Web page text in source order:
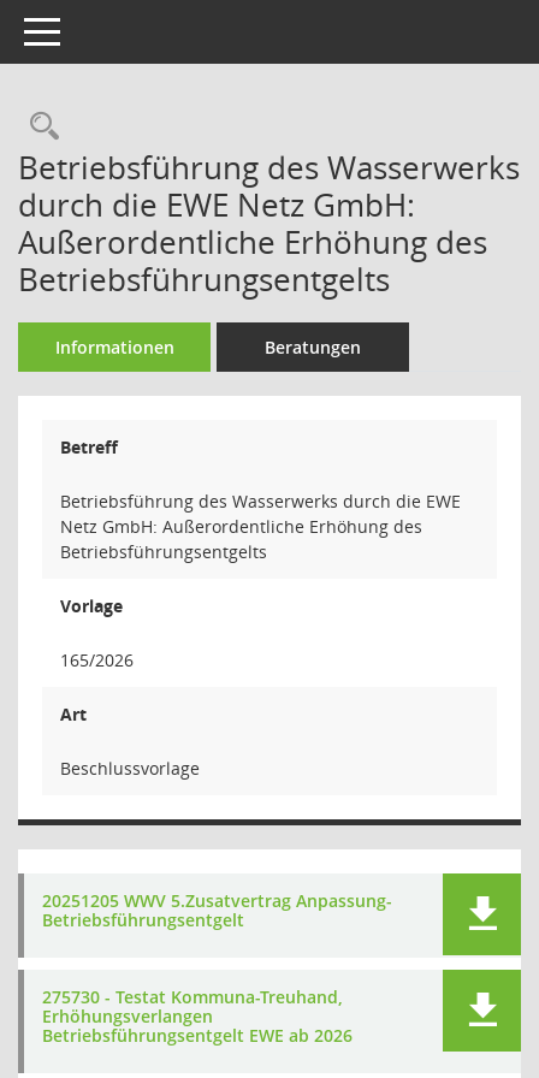
Toggle navigation
Rechercheauswahl
Betriebsführung des Wasserwerks
durch die EWE Netz GmbH:
Außerordentliche Erhöhung des
Betriebsführungsentgelts
Informationen Beratungen
Betreff
Betriebsführung des Wasserwerks durch die EWE
Netz GmbH: Außerordentliche Erhöhung des
Betriebsführungsentgelts
Vorlage
165/2026
Art
Beschlussvorlage
20251205 WWV 5.Zusatvertrag Anpassung-
Betriebsführungsentgelt
275730 - Testat Kommuna-Treuhand,
Erhöhungsverlangen
Betriebsführungsentgelt EWE ab 2026